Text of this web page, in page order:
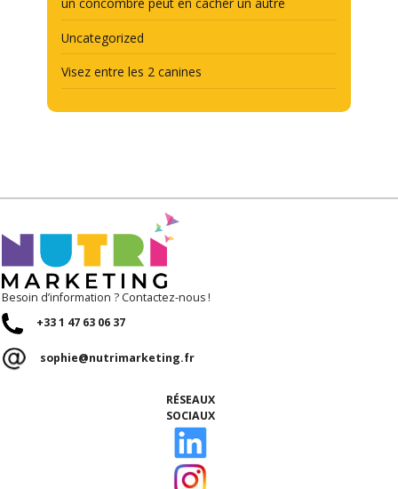
Uncategorized
Visez entre les 2 canines
Besoin d’information ? Contactez-nous !
+33 1 47 63 06 37
sophie@nutrimarketing.fr
RÉSEAUX
SOCIAUX